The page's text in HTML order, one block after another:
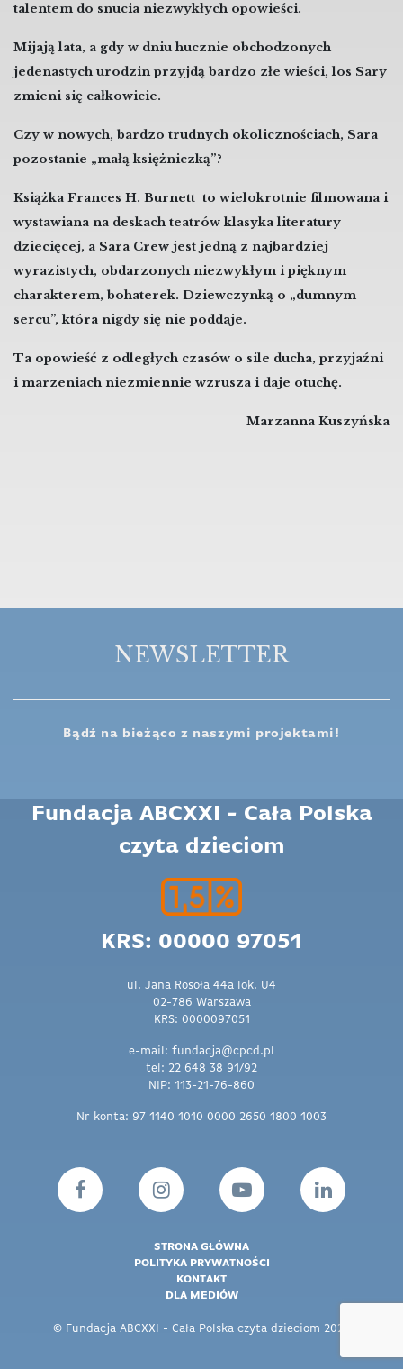
talentem do snucia niezwykłych opowieści.
Mijają lata, a gdy w dniu hucznie obchodzonych
jedenastych urodzin przyjdą bardzo złe wieści, los Sary
zmieni się całkowicie.
Czy w nowych, bardzo trudnych okolicznościach, Sara
pozostanie „małą księżniczką”?
Książka Frances H. Burnett to wielokrotnie filmowana i
wystawiana na deskach teatrów klasyka literatury
dziecięcej, a Sara Crew jest jedną z najbardziej
wyrazistych, obdarzonych niezwykłym i pięknym
charakterem, bohaterek. Dziewczynką o „dumnym
sercu”, która nigdy się nie poddaje.
Ta opowieść z odległych czasów o sile ducha, przyjaźni
i marzeniach niezmiennie wzrusza i daje otuchę.
Marzanna Kuszyńska
NEWSLETTER
Bądź na bieżąco z naszymi projektami!
Fundacja ABCXXI - Cała Polska
czyta dzieciom
KRS: 00000 97051
ul. Jana Rosoła 44a lok. U4
02-786 Warszawa
KRS: 0000097051
e-mail: fundacja@cpcd.pl
tel: 22 648 38 91/92
NIP: 113-21-76-860
Nr konta: 97 1140 1010 0000 2650 1800 1003
© Fundacja ABCXXI - Cała Polska czyta dzieciom 2026
STRONA GŁÓWNA
POLITYKA PRYWATNOŚCI
KONTAKT
DLA MEDIÓW